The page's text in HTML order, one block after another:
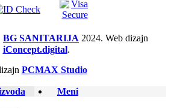
BG SANITARIJA 2024. Web dizajn
iConcept.digital.
PCMAX Studio
Meni